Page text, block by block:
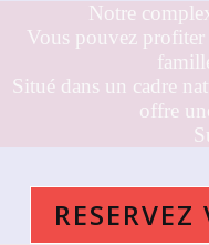
Notre
Vous pouvez profiter
Situé dans un cadre
offre
RESERVEZ